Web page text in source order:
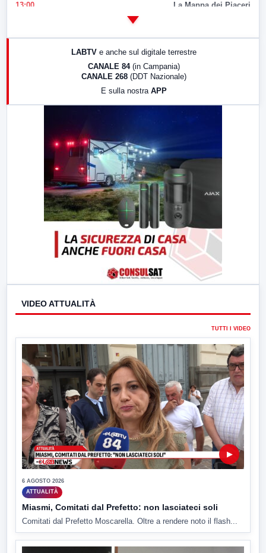
13:00 La Mappa dei Piaceri
17:00 LabNews (replica)
LABTV e anche sul digitale terrestre
CANALE 84 (in Campania)
CANALE 268 (DDT Nazionale)
E sulla nostra APP
VIDEO ATTUALITÀ
TUTTI I VIDEO
▶
6 AGOSTO 2026
ATTUALITÀ
Miasmi, Comitati dal Prefetto: non lasciateci soli
Comitati dal Prefetto Moscarella. Oltre a rendere noto il flash...